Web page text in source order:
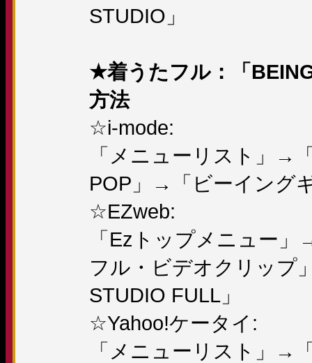
STUDIO」
★着うたフル：「
方法
☆i-mode:
「メニューリスト」→
POP」→「ビーイング
☆EZweb:
「Ezトップメニュー
フル・ビデオクリップ
STUDIO FULL」
☆Yahoo!ケータイ:
「メニューリスト」→